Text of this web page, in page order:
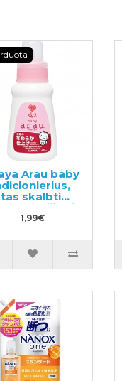
Arau baby
skalbti
drabužius ir
skalbinius,
1,99€